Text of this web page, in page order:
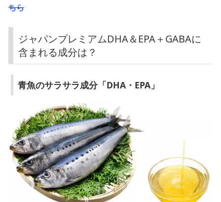
ちら
ジャパンプレミアムDHA＆EPA＋GABAに
含まれる成分は？
青魚のサラサラ成分「DHA・EPA」